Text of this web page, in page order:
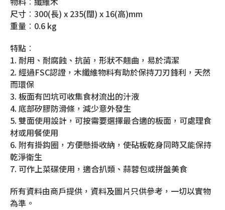
尺寸︰300(長) x 235(闊) x 16(高)mm
重量︰0.6 kg
特點︰
1. 耐用、耐腐蝕、抗菌，形狀不翹曲，易於清潔
2. 經過FSC認證，木纖維物料有助於保持刀刃鋒利，天然
而環保
3. 板面有凹坑可收集食材流出的汁液
4. 底部矽膠防滑條，減少意外發生
5. 雙面使用設計，可按需要選擇最合適的板面，可處理食
材或用餐使用
6. 附有掛鈎圈，方便懸掛收納，使砧板乾身同時又能保持
乾淨衛生
7. 可作上菜碟使用，適合扒類、蒜蓉包或拼盤美食
所有資料由商戶提供，資料及圖片只供參考，一切以實物
為準。